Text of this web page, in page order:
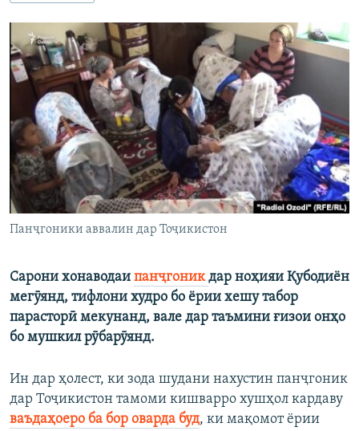
НИГОРИСТОН
ГУЗОРИШҲОИ РАДИОӢ
КИТОБҲОИ ОЗОДӢ
Русский
ПАЙГИРӢ КУНЕД
Ҳамаи сомонаҳои RFE/RL
Панҷгоники аввалин дар Тоҷикистон
Сарони хонаводаи панҷгоникдар ноҳияи Қубодиён
мегӯянд, тифлони худро бо ёрии хешу табор
парасторӣ мекунанд, вале дар таъмини ғизои онҳо
бо мушкил рӯбарӯянд.
Ин дар ҳолест, ки зода шудани нахустин панҷгоник
дар Тоҷикистон тамоми кишварро хушҳол кардаву
ваъдаҳоеро ба бор оварда буд, ки мақомот ёрии